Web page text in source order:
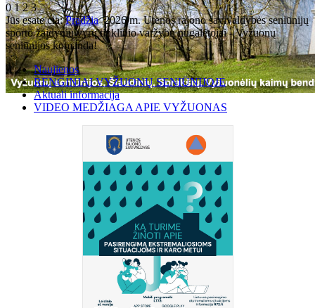
0123
Jūs esate čia:Pradžia 2026 m. Utenos rajono savivaldybės seniūnijų
sporto žaidynių vyrų tinklinio varžybų nugalėtojai - Vyžuonų
seniūnijos komanda!
Naujienos
RENGINIAI VYŽUONŲ SENIŪNIJOJE
Aktuali informacija
VIDEO MEDŽIAGA APIE VYŽUONAS